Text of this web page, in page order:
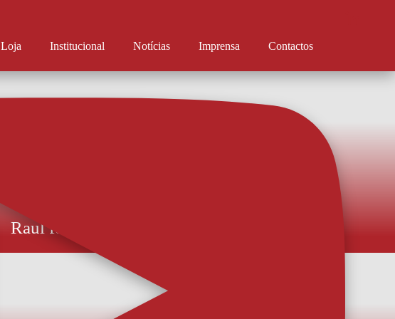
Loja Institucional Notícias Imprensa Contactos
Raul fecha a baliza
O experiente guarda-redes chega do Botafogo, onde disputou 15 jogos este ano. Ganhou a
Libertadores com Artur Jorge e vai agora disputar a baliza com Dani Rebollo e Estevão. A
AVS Futebol SAD informa ter chegado a acordo com o Botafogo de Futebol e Regatas para a